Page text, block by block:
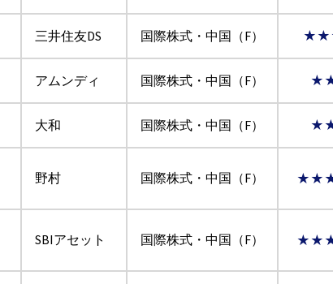
三井住友DS 国際株式・中国（F）
アムンディ 国際株式・中国（F）
大和 国際株式・中国（F）
野村 国際株式・中国（F）
SBIアセット 国際株式・中国（F）